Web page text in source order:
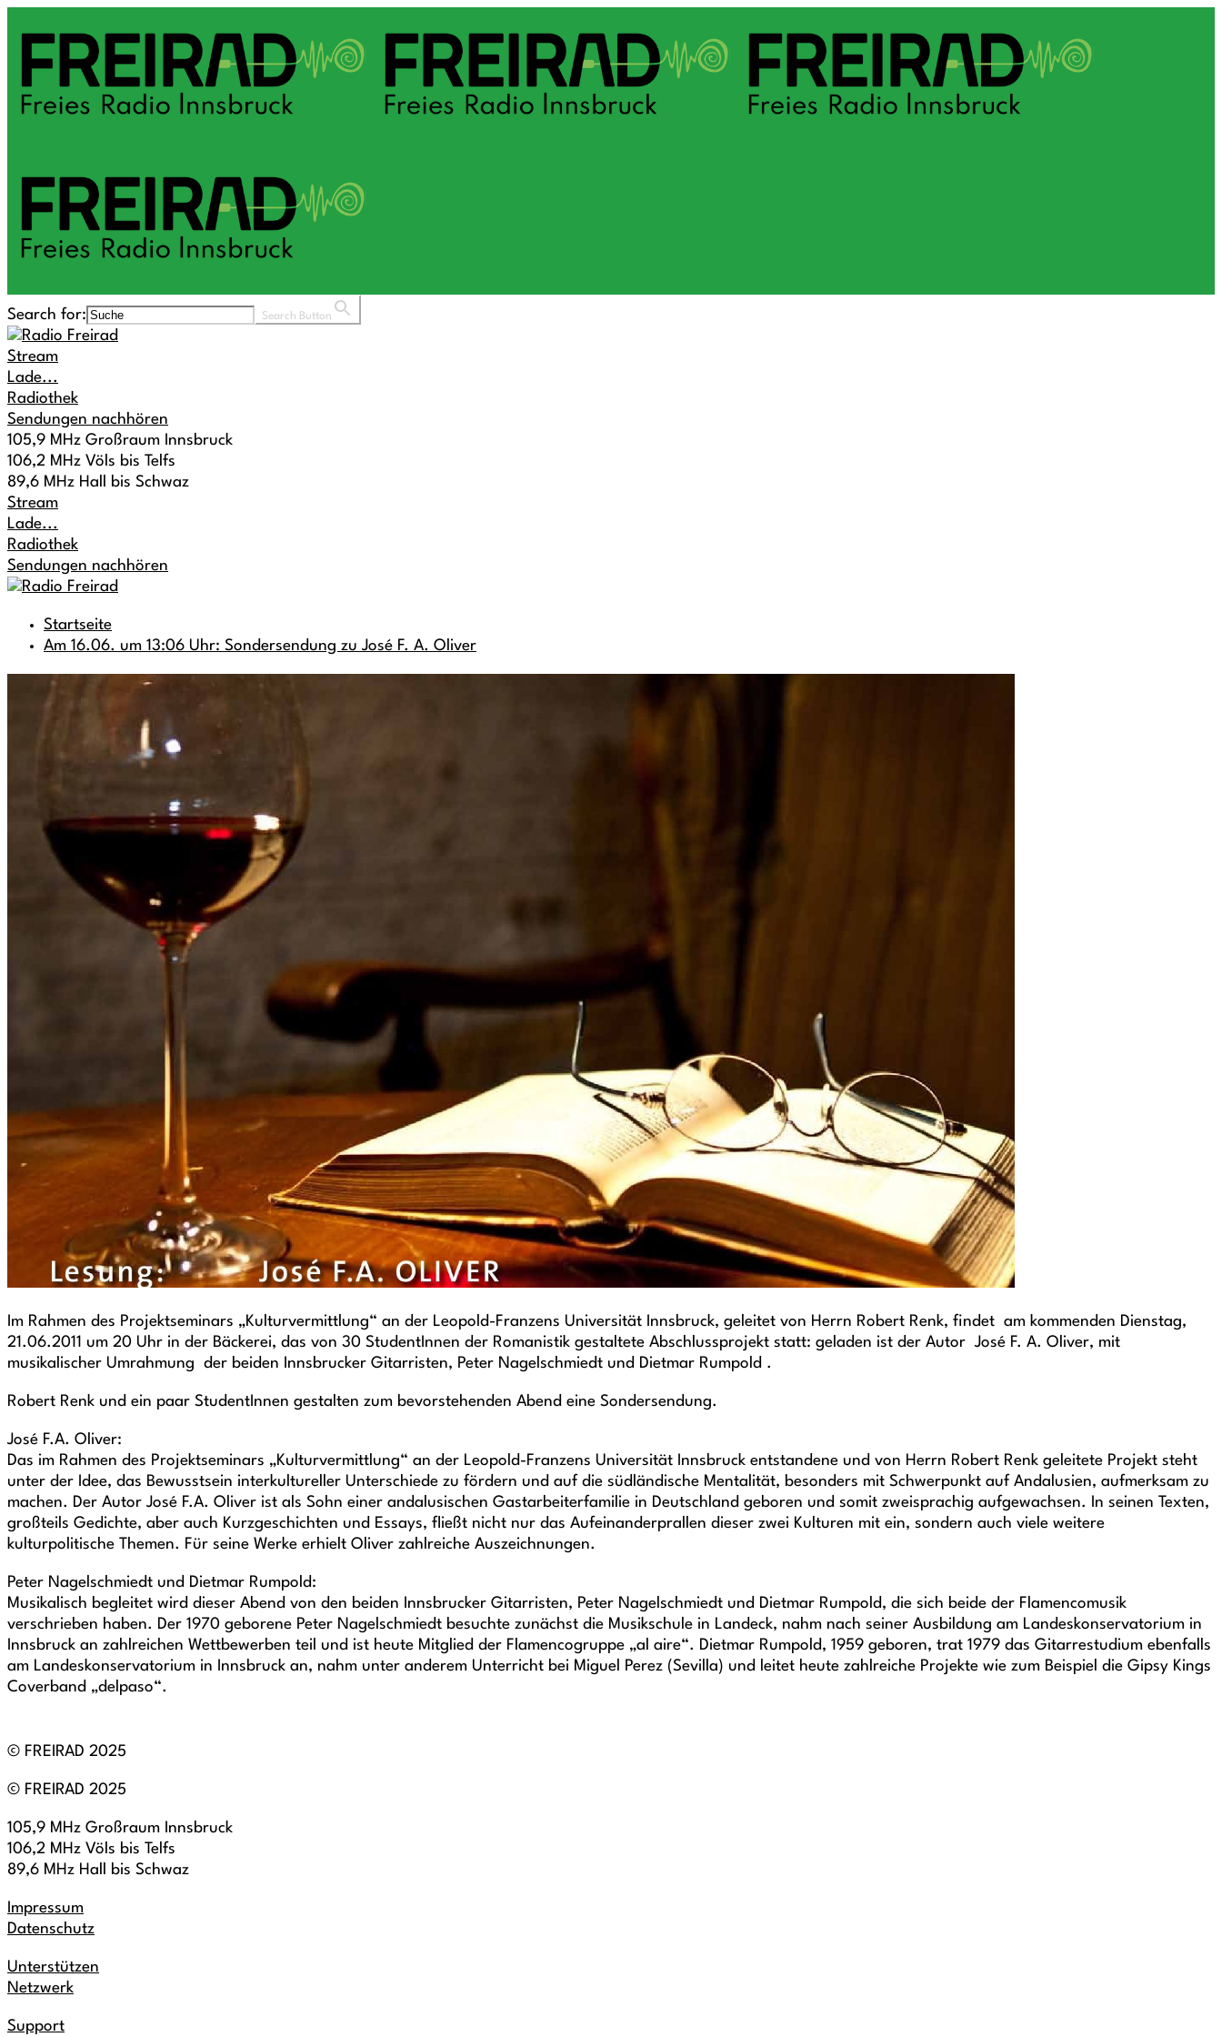
Search for: Search Button
Stream
Lade...
Radiothek
Sendungen nachhören
105,9 MHz Großraum Innsbruck
106,2 MHz Völs bis Telfs
89,6 MHz Hall bis Schwaz
Stream
Lade...
Radiothek
Sendungen nachhören
Startseite
Am 16.06. um 13:06 Uhr: Sondersendung zu José F. A. Oliver
Im Rahmen des Projektseminars „Kulturvermittlung“ an der Leopold-Franzens Universität Innsbruck, geleitet von Herrn Robert Renk, findet am kommenden Dienstag,
21.06.2011 um 20 Uhr in der Bäckerei, das von 30 StudentInnen der Romanistik gestaltete Abschlussprojekt statt: geladen ist der Autor José F. A. Oliver, mit
musikalischer Umrahmung der beiden Innsbrucker Gitarristen, Peter Nagelschmiedt und Dietmar Rumpold .
Robert Renk und ein paar StudentInnen gestalten zum bevorstehenden Abend eine Sondersendung.
José F.A. Oliver:
Das im Rahmen des Projektseminars „Kulturvermittlung“ an der Leopold-Franzens Universität Innsbruck entstandene und von Herrn Robert Renk geleitete Projekt steht
unter der Idee, das Bewusstsein interkultureller Unterschiede zu fördern und auf die südländische Mentalität, besonders mit Schwerpunkt auf Andalusien, aufmerksam zu
machen. Der Autor José F.A. Oliver ist als Sohn einer andalusischen Gastarbeiterfamilie in Deutschland geboren und somit zweisprachig aufgewachsen. In seinen Texten,
großteils Gedichte, aber auch Kurzgeschichten und Essays, fließt nicht nur das Aufeinanderprallen dieser zwei Kulturen mit ein, sondern auch viele weitere
kulturpolitische Themen. Für seine Werke erhielt Oliver zahlreiche Auszeichnungen.
Peter Nagelschmiedt und Dietmar Rumpold:
Musikalisch begleitet wird dieser Abend von den beiden Innsbrucker Gitarristen, Peter Nagelschmiedt und Dietmar Rumpold, die sich beide der Flamencomusik
verschrieben haben. Der 1970 geborene Peter Nagelschmiedt besuchte zunächst die Musikschule in Landeck, nahm nach seiner Ausbildung am Landeskonservatorium in
Innsbruck an zahlreichen Wettbewerben teil und ist heute Mitglied der Flamencogruppe „al aire“. Dietmar Rumpold, 1959 geboren, trat 1979 das Gitarrestudium ebenfalls
am Landeskonservatorium in Innsbruck an, nahm unter anderem Unterricht bei Miguel Perez (Sevilla) und leitet heute zahlreiche Projekte wie zum Beispiel die Gipsy Kings
Coverband „delpaso“.
© FREIRAD 2025
© FREIRAD 2025
105,9 MHz Großraum Innsbruck
106,2 MHz Völs bis Telfs
89,6 MHz Hall bis Schwaz
Impressum
Datenschutz
Unterstützen
Netzwerk
Support